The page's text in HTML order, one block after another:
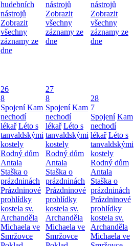
hudebních
nástrojů
Zobrazit
všechny
záznamy ze
dne
nástrojů
Zobrazit
všechny
záznamy ze
dne
nástrojů
Zobrazit
všechny
záznamy ze
dne
26
8
Spojení Kam
nechodí
lékař Léto s
tanvaldskými
kostely
Rodný dům
Antala
Staška o
prázdninách
Prázdninové
prohlídky
kostela sv.
Archanděla
Michaela ve
Smržovce
27
8
Spojení Kam
nechodí
lékař Léto s
tanvaldskými
kostely
Rodný dům
Antala
Staška o
prázdninách
Prázdninové
prohlídky
kostela sv.
Archanděla
Michaela ve
Smržovce
28
7
Spojení Kam
nechodí
lékař Léto s
tanvaldskými
kostely
Rodný dům
Antala
Staška o
prázdninách
Prázdninové
prohlídky
kostela sv.
Archanděla
Michaela ve